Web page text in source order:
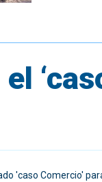
'caso Comercio'